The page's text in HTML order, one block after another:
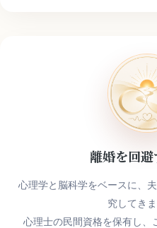
離婚を回
心理学と脳科学をベースに、
究してきま
心理士の民間資格を保有し、